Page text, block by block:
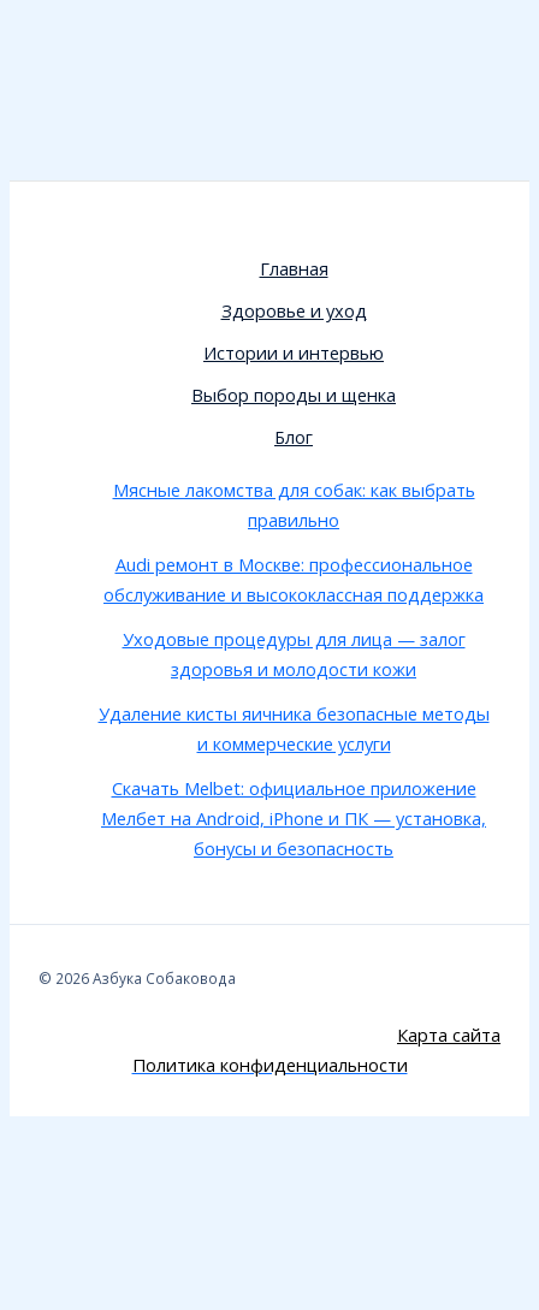
Главная
Здоровье и уход
Истории и интервью
Выбор породы и щенка
Блог
Мясные лакомства для собак: как выбрать
правильно
Audi ремонт в Москве: профессиональное
обслуживание и высококлассная поддержка
Уходовые процедуры для лица — залог
здоровья и молодости кожи
Удаление кисты яичника безопасные методы
и коммерческие услуги
Скачать Melbet: официальное приложение
Мелбет на Android, iPhone и ПК — установка,
бонусы и безопасность
© 2026 Азбука Собаковода
Карта сайта
Политика конфиденциальности